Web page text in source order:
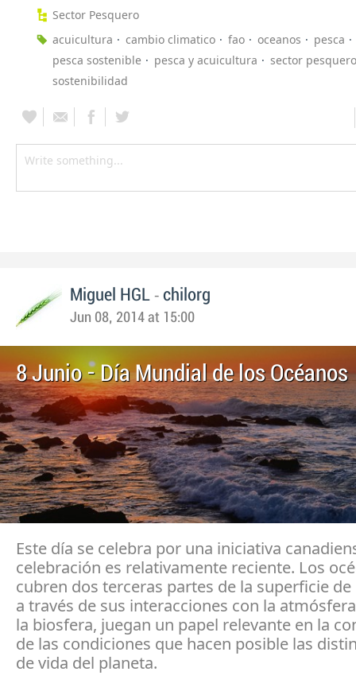
Sector Pesquero
acuicultura
cambio climatico fao oceanos
pesca
pesca sostenible
pesca y acuicultura
sector pesquero
sostenibilidad
Miguel HGL - chilorg
Jun 08, 2014 at 15:00
8 Junio - Día Mundial de los Océanos
Este día se celebra por una iniciativa
celebración es relativamente reciente. Los
cubren dos terceras partes de la superficie de
a través de sus interacciones con la
la biosfera, juegan un papel relevante en la
de las condiciones que hacen posible las
de vida del planeta.